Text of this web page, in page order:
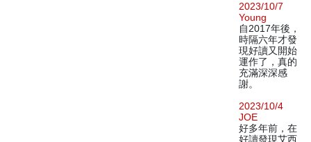
2023/10/7
Young
自2017年後，
時隔六年才發
現好讀又開始
運作了，真的
充滿深深感
謝。
2023/10/4
JOE
好多年前，在
好讀發現艾西